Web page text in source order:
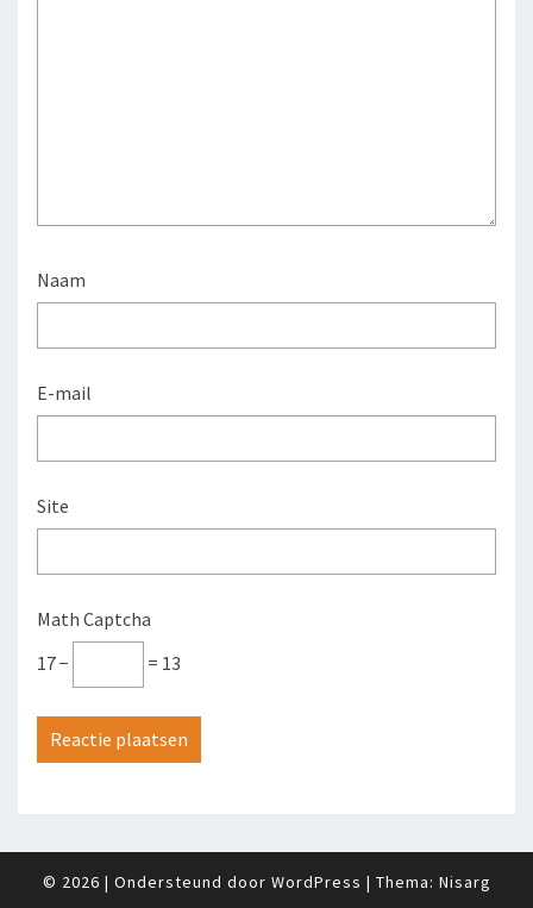
Naam
E-mail
Site
Math Captcha
17 −
= 13
© 2026 | Ondersteund door WordPress | Thema: Nisarg